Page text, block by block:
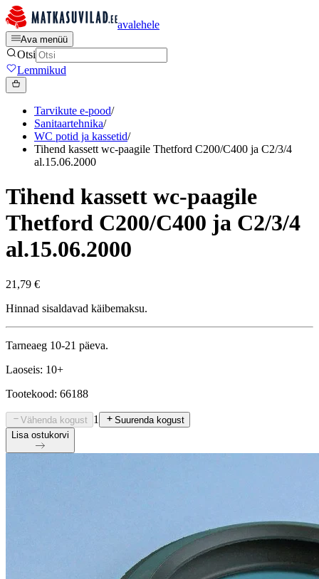
avalehele
Ava menüü
Otsi
Lemmikud
Tarvikute e-pood/
Sanitaartehnika/
WC potid ja kassetid/
Tihend kassett wc-paagile Thetford C200/C400 ja C2/3/4
al.15.06.2000
Tihend kassett wc-paagile
Thetford C200/C400 ja C2/3/4
al.15.06.2000
21,79 €
Hinnad sisaldavad käibemaksu.
Tarneaeg 10-21 päeva.
Laoseis: 10+
Tootekood: 66188
Vähenda kogust 1
Suurenda kogust
Lisa ostukorvi